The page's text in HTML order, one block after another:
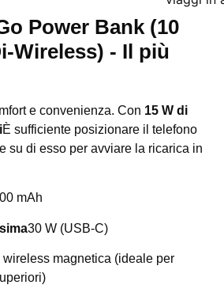
Power Bank (10
Wireless) - Il più
e convenienza. Con 15 W di
È sufficiente posizionare il telefono
su di esso per avviare la ricarica in
mAh
30 W (USB-C)
wireless magnetica (ideale per